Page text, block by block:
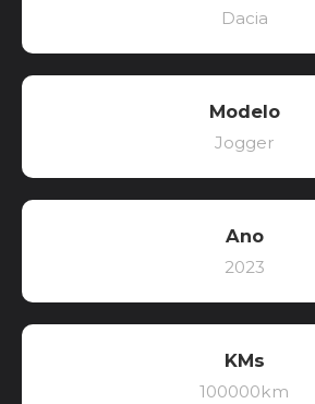
Dacia
Modelo
Jogger
Ano
2023
KMs
100000km